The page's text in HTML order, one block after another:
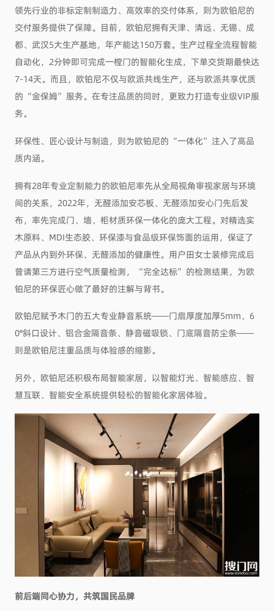
领先行业的非标定制制造力、高效率的交付体系，则为欧铂尼的
交付服务提供了保障。目前，欧铂尼拥有天津、清远、无锡、成
都、武汉5大生产基地，年产能达150万套。生产过程全流程智能
自动化，2分钟即可完成一樘门的智能化生成，下单交货期最快达
7-14天。而且，欧铂尼不仅与欧派共线生产，还与欧派共享优质
的“金保姆”服务。在专注品质的同时，更致力打造专业级VIP服
务。
环保性、匠心设计与制造，则为欧铂尼的“一体化”注入了高品
质内涵。
拥有28年专业定制能力的欧铂尼率先从全局视角审视家居与环境
间的关系，2022年，无醛添加安芯板、无醛添加安心门先后发
布，率先完成门、墙、柜材质环保一体化的庞大工程。对精选实
木原料、MDI生态胶、环保漆与食品级环保饰面的运用，保证了
产品从内到外环保、无醛添加的健康性。用户田女士装修完成后
曾请第三方进行空气质量检测，“完全达标”的检测结果，为欧
铂尼的环保匠心做了最好的注解与背书。
欧铂尼赋予木门的五大专业静音系统——门扇厚度加厚5mm、6
0°斜口设计、铝合金隔音条、静音磁吸锁、门底隔音防尘条——
则是欧铂尼注重品质与体验感的缩影。
另外，欧铂尼还积极布局智能家居，以智能灯光、智能感应、智
慧互联、智能安全系统提供轻松的智能化家居体验。
前后端同心协力，共筑国民品牌